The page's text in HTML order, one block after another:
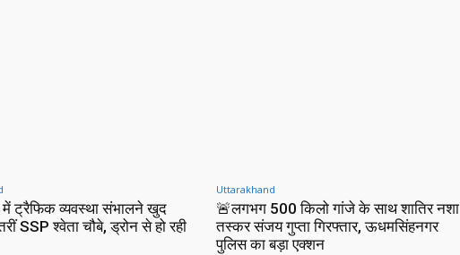
में ट्रैफिक व्यवस्था संभालने खुद
SSP श्वेता चौबे, ड्रोन से हो रही
Uttarakhand
🚨लगभग 500 किलो गांजे के साथ शातिर नशा
तस्कर संजय गुप्ता गिरफ्तार, ऊधमसिंहनगर
पुलिस का बड़ा एक्शन